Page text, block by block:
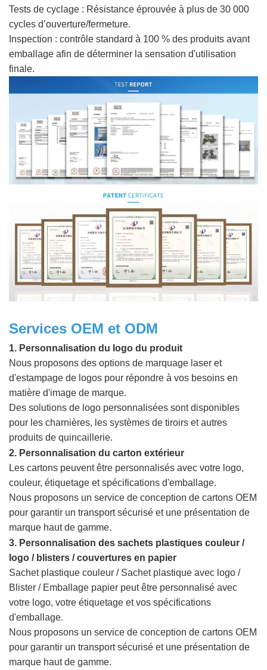
Tests de cyclage : Résistance éprouvée à plus de 30 000
cycles d’ouverture/fermeture.
Inspection : contrôle standard à 100 % des produits avant
emballage afin de déterminer la sensation d'utilisation
finale.
Services OEM et ODM
1. Personnalisation du logo du produit
Nous proposons des options de marquage laser et
d'estampage de logos pour répondre à vos besoins en
matière d'image de marque.
Des solutions de logo personnalisées sont disponibles
pour les charnières, les systèmes de tiroirs et autres
produits de quincaillerie.
2. Personnalisation du carton extérieur
Les cartons peuvent être personnalisés avec votre logo,
couleur, étiquetage et spécifications d'emballage.
Nous proposons un service de conception de cartons OEM
pour garantir un transport sécurisé et une présentation de
marque haut de gamme.
3. Personnalisation des sachets plastiques couleur /
logo / blisters / couvertures en papier
Sachet plastique couleur / Sachet plastique avec logo /
Blister / Emballage papier peut être personnalisé avec
votre logo, votre étiquetage et vos spécifications
d'emballage.
Nous proposons un service de conception de cartons OEM
pour garantir un transport sécurisé et une présentation de
marque haut de gamme.